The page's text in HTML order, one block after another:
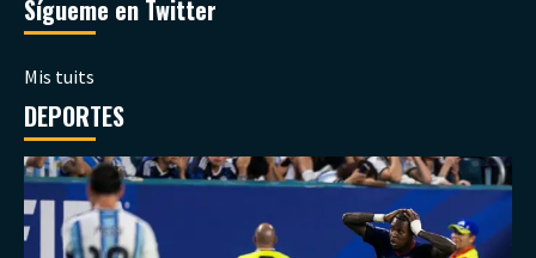
Sígueme en Twitter
Mis tuits
DEPORTES